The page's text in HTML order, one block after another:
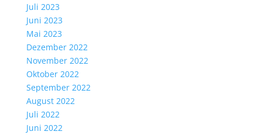
Juli 2023
Juni 2023
Mai 2023
Dezember 2022
November 2022
Oktober 2022
September 2022
August 2022
Juli 2022
Juni 2022